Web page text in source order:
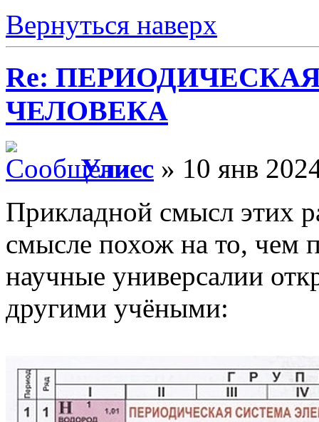
Вернуться наверх
Re:
ЧЕЛОВЕКА
Улисс » 10 янв
Прикладной смысл этих
смысле похож на то, чем
научные универсалии
другими учёными: